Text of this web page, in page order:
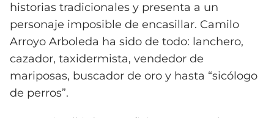
historias tradicionales y presenta a un
personaje imposible de encasillar. Camilo
Arroyo Arboleda ha sido de todo: lanchero,
cazador, taxidermista, vendedor de
mariposas, buscador de oro y hasta “sicólogo
de perros”.